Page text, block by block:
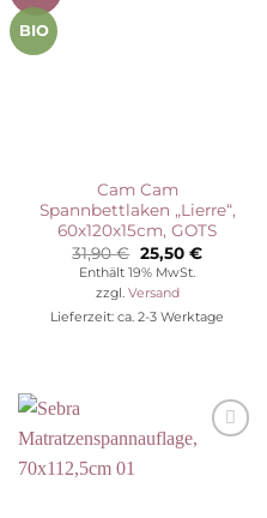
BIO
Cam Cam
Spannbettlaken „Lierre“,
60x120x15cm, GOTS
31,90€ Ursprünglicher
Preis
war:
31,90 €
25,50 €Aktueller
Enthält 19% MwSt.
zzgl. Versand
Lieferzeit: ca. 2-3 Werktage
Auf die